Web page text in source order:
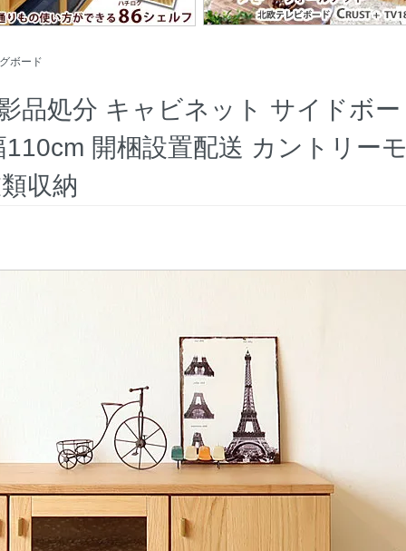
ボード
品処分 キャビネット サイドボー
110cm 開梱設置配送 カントリーモ
収納